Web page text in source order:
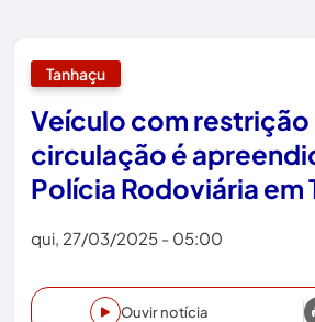
Tanhaçu
Veículo com restrição
circulação é
Polícia Rodoviária em
qui, 27/03/2025 - 05:00
Ouvir notícia